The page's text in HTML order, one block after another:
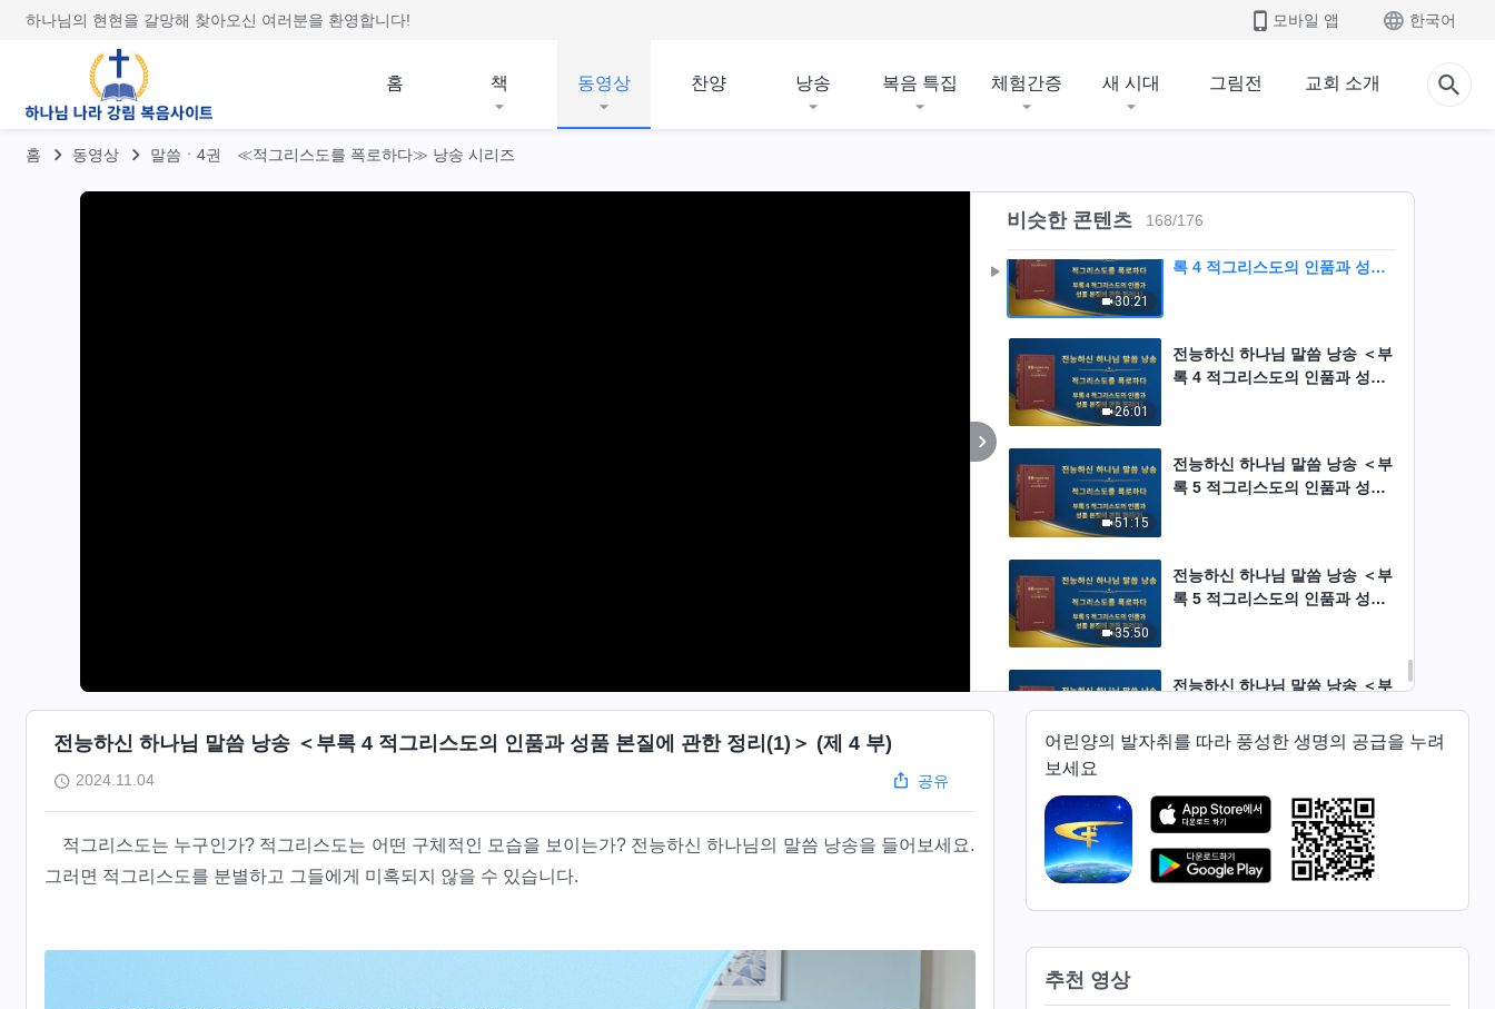
하나님의 현현을 갈망해 찾아오신 여러분을 환영합니다! 모바일 앱 한국어
홈 책 동영상 찬양 낭송 복음 특집 체험간증 새 시대 그림전 교회 소개
홈 동영상 말씀ㆍ4권 ≪적그리스도를 폭로하다≫ 낭송 시리즈
비슷한 콘텐츠 168/176
22:13
전능하신 하나님 말씀 낭송 ＜부
37:28
30:21
록 4 적그리스도의 인품과 성품
26:01
전능하신 하나님 말씀 낭송 ＜부
록 4 적그리스도의 인품과 성품
51:15
전능하신 하나님 말씀 낭송 ＜부
록 5 적그리스도의 인품과 성품
35:50
전능하신 하나님 말씀 낭송 ＜부
록 5 적그리스도의 인품과 성품
46:35
전능하신 하나님 말씀 낭송 ＜부
록 5 적그리스도의 인품과 성품
본질에 관한 정리(2)＞ (제 3 부)
27:31
전능하신 하나님 말씀 낭송 ＜부
록 6 적그리스도의 인품과 성품
본질에 관한 정리(3)＞ (제 1 부)
전능하신 하나님 말씀 낭송 ＜부
본질에 관한 정리(3)＞ (제 2 부)
전능하신 하나님 말씀 낭송 ＜부록 4 적그리스도의 인품과 성품 본질에 관한 정리(1)＞ (제 4 부)
2024.11.04 공유
적그리스도는 누구인가? 적그리스도는 어떤 구체적인 모습을 보이는가? 전능하신 하나님의 말씀 낭송을 들어보세요.
그러면 적그리스도를 분별하고 그들에게 미혹되지 않을 수 있습니다.
어린양의 발자취를 따라 풍성한 생명의 공급을 누려
보세요
추천 영상